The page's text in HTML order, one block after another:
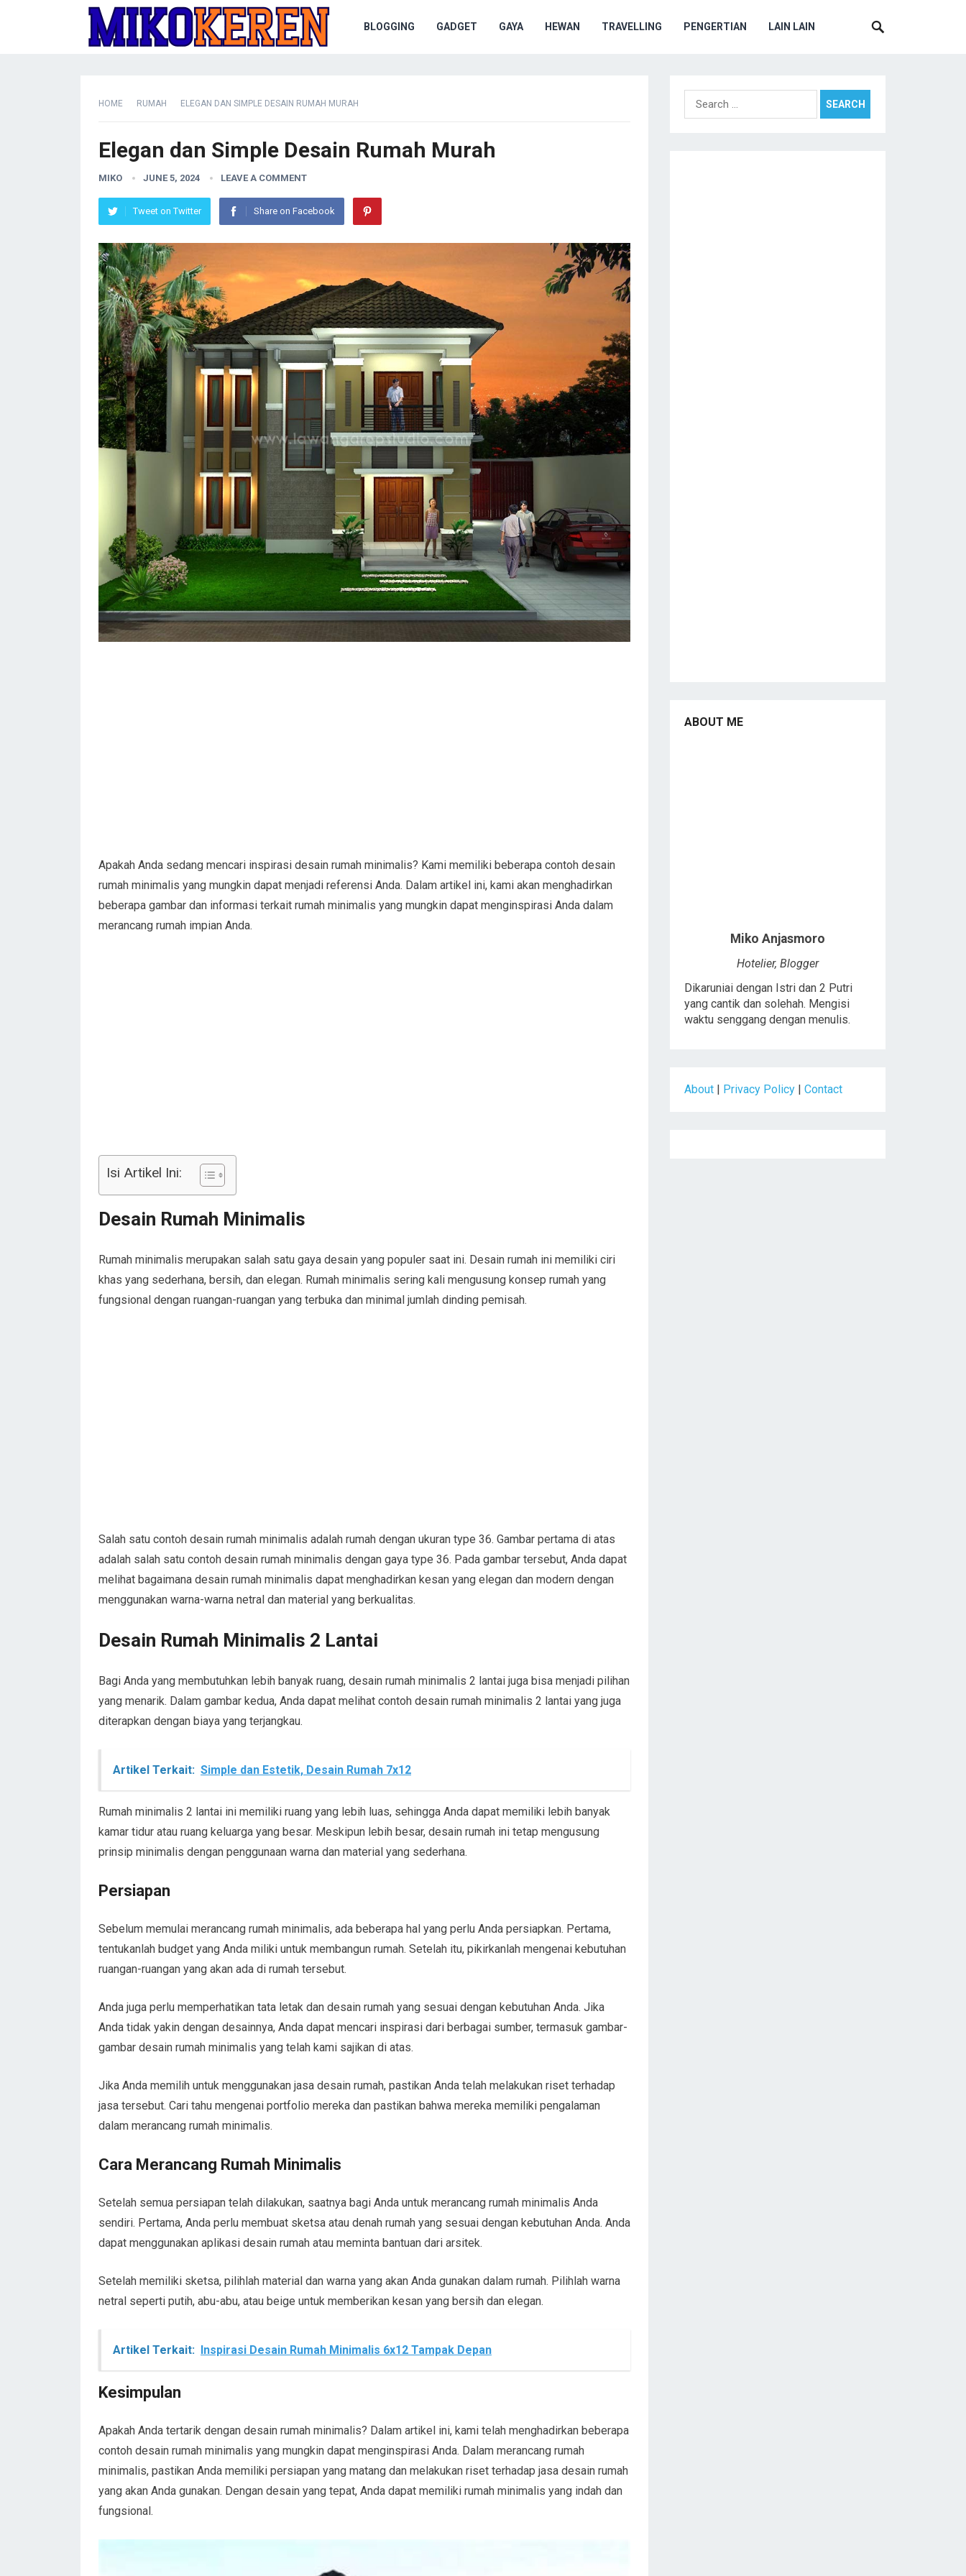
BLOGGING GADGET GAYA HEWAN TRAVELLING PENGERTIAN LAIN LAIN
HOME RUMAH ELEGAN DAN SIMPLE DESAIN RUMAH MURAH
Elegan dan Simple Desain Rumah Murah
MIKO JUNE 5, 2024 LEAVE A COMMENT
Tweet on Twitter Share on Facebook
Apakah Anda sedang mencari inspirasi desain rumah minimalis? Kami memiliki beberapa contoh desain
rumah minimalis yang mungkin dapat menjadi referensi Anda. Dalam artikel ini, kami akan menghadirkan
beberapa gambar dan informasi terkait rumah minimalis yang mungkin dapat menginspirasi Anda dalam
merancang rumah impian Anda.
Isi Artikel Ini:
Desain Rumah Minimalis
Rumah minimalis merupakan salah satu gaya desain yang populer saat ini. Desain rumah ini memiliki ciri
khas yang sederhana, bersih, dan elegan. Rumah minimalis sering kali mengusung konsep rumah yang
fungsional dengan ruangan-ruangan yang terbuka dan minimal jumlah dinding pemisah.
Salah satu contoh desain rumah minimalis adalah rumah dengan ukuran type 36. Gambar pertama di atas
adalah salah satu contoh desain rumah minimalis dengan gaya type 36. Pada gambar tersebut, Anda dapat
melihat bagaimana desain rumah minimalis dapat menghadirkan kesan yang elegan dan modern dengan
menggunakan warna-warna netral dan material yang berkualitas.
Desain Rumah Minimalis 2 Lantai
Bagi Anda yang membutuhkan lebih banyak ruang, desain rumah minimalis 2 lantai juga bisa menjadi pilihan
yang menarik. Dalam gambar kedua, Anda dapat melihat contoh desain rumah minimalis 2 lantai yang juga
diterapkan dengan biaya yang terjangkau.
Artikel Terkait: Simple dan Estetik, Desain Rumah 7x12
Rumah minimalis 2 lantai ini memiliki ruang yang lebih luas, sehingga Anda dapat memiliki lebih banyak
kamar tidur atau ruang keluarga yang besar. Meskipun lebih besar, desain rumah ini tetap mengusung
prinsip minimalis dengan penggunaan warna dan material yang sederhana.
Persiapan
Sebelum memulai merancang rumah minimalis, ada beberapa hal yang perlu Anda persiapkan. Pertama,
tentukanlah budget yang Anda miliki untuk membangun rumah. Setelah itu, pikirkanlah mengenai kebutuhan
ruangan-ruangan yang akan ada di rumah tersebut.
Anda juga perlu memperhatikan tata letak dan desain rumah yang sesuai dengan kebutuhan Anda. Jika
Anda tidak yakin dengan desainnya, Anda dapat mencari inspirasi dari berbagai sumber, termasuk gambar-
gambar desain rumah minimalis yang telah kami sajikan di atas.
Jika Anda memilih untuk menggunakan jasa desain rumah, pastikan Anda telah melakukan riset terhadap
jasa tersebut. Cari tahu mengenai portfolio mereka dan pastikan bahwa mereka memiliki pengalaman
dalam merancang rumah minimalis.
Cara Merancang Rumah Minimalis
Setelah semua persiapan telah dilakukan, saatnya bagi Anda untuk merancang rumah minimalis Anda
sendiri. Pertama, Anda perlu membuat sketsa atau denah rumah yang sesuai dengan kebutuhan Anda. Anda
dapat menggunakan aplikasi desain rumah atau meminta bantuan dari arsitek.
Setelah memiliki sketsa, pilihlah material dan warna yang akan Anda gunakan dalam rumah. Pilihlah warna
netral seperti putih, abu-abu, atau beige untuk memberikan kesan yang bersih dan elegan.
Artikel Terkait: Inspirasi Desain Rumah Minimalis 6x12 Tampak Depan
Kesimpulan
Apakah Anda tertarik dengan desain rumah minimalis? Dalam artikel ini, kami telah menghadirkan beberapa
contoh desain rumah minimalis yang mungkin dapat menginspirasi Anda. Dalam merancang rumah
minimalis, pastikan Anda memiliki persiapan yang matang dan melakukan riset terhadap jasa desain rumah
yang akan Anda gunakan. Dengan desain yang tepat, Anda dapat memiliki rumah minimalis yang indah dan
fungsional.
Search
for:
ABOUT ME
Miko Anjasmoro
Hotelier, Blogger
Dikaruniai dengan Istri dan 2 Putri
yang cantik dan solehah. Mengisi
waktu senggang dengan menulis.
About Privacy Policy Contact